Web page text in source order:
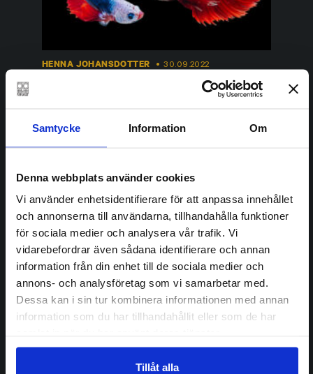
Samtycke Information Om
Denna webbplats använder cookies
Vi använder enhetsidentifierare för att anpassa innehållet
och annonserna till användarna, tillhandahålla funktioner
för sociala medier och analysera vår trafik. Vi
vidarebefordrar även sådana identifierare och annan
information från din enhet till de sociala medier och
annons- och analysföretag som vi samarbetar med.
Dessa kan i sin tur kombinera informationen med annan
information som du har tillhandahållit eller som de har
Tillåt alla
HENNA JOHANSDOTTER 30.09.2022
Panikångestens anatomi